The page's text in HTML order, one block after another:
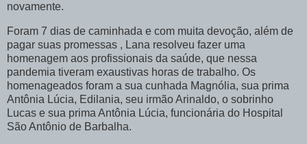
novamente.
Foram 7 dias de caminhada e com muita devoção, além de
pagar suas promessas , Lana resolveu fazer uma
homenagem aos profissionais da saúde, que nessa
pandemia tiveram exaustivas horas de trabalho. Os
homenageados foram a sua cunhada Magnólia, sua prima
Antônia Lúcia, Edilania, seu irmão Arinaldo, o sobrinho
Lucas e sua prima Antônia Lúcia, funcionária do Hospital
São Antônio de Barbalha.